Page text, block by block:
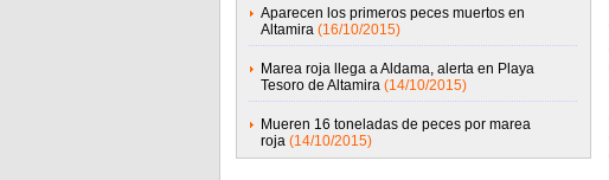
Aparecen los primeros peces muertos en
Altamira (16/10/2015)
Marea roja llega a Aldama, alerta en Playa
Tesoro de Altamira (14/10/2015)
Mueren 16 toneladas de peces por marea
roja (14/10/2015)